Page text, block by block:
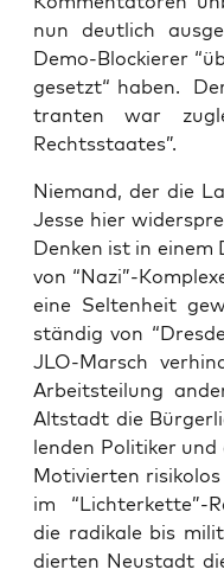
nun deut­lich
Demo-Blo­ckie­rer
ge­setzt“ haben.
tran­ten war
Rechtsstaates”.
Nie­mand, der die
Jes­se hier
Den­ken ist in einem
von “Nazi”-
eine Sel­ten­heit
stän­dig von
JLO-Marsch
Arbeits­tei­lung
Alt­stadt die
len­den Poli­ti­ker
Moti­vier­ten
im “Lichterkette”-
die radi­ka­le bis
dier­ten Neu­stadt